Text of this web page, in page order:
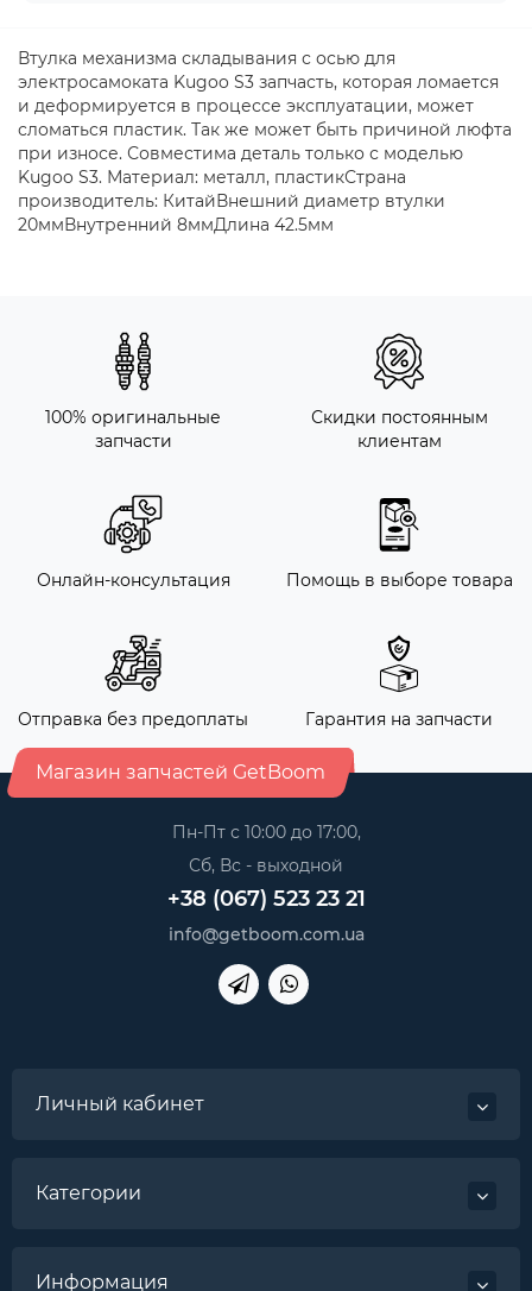
Втулка механизма складывания с осью для
электросамоката Kugoo S3 запчасть, которая ломается
и деформируется в процессе эксплуатации, может
сломаться пластик. Так же может быть причиной люфта
при износе. Совместима деталь только с моделью
Kugoo S3. Материал: металл, пластикСтрана
производитель: КитайВнешний диаметр втулки
20ммВнутренний 8ммДлина 42.5мм
100% оригинальные
запчасти
Скидки постоянным
клиентам
Онлайн-консультация Помощь в выборе товара
Отправка без предоплаты Гарантия на запчасти
Магазин запчастей GetBoom
Пн-Пт с 10:00 до 17:00,
Сб, Вс - выходной
+38 (067) 523 23 21
info@getboom.com.ua
Личный кабинет
Категории
Информация